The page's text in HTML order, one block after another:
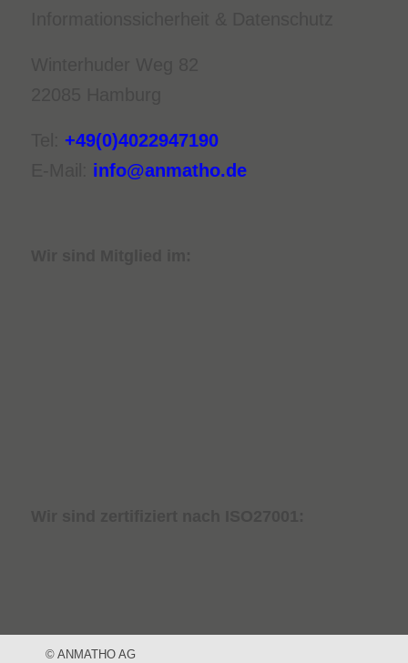
+49(0)4022947190
info@anmatho.de
© ANMATHO AG